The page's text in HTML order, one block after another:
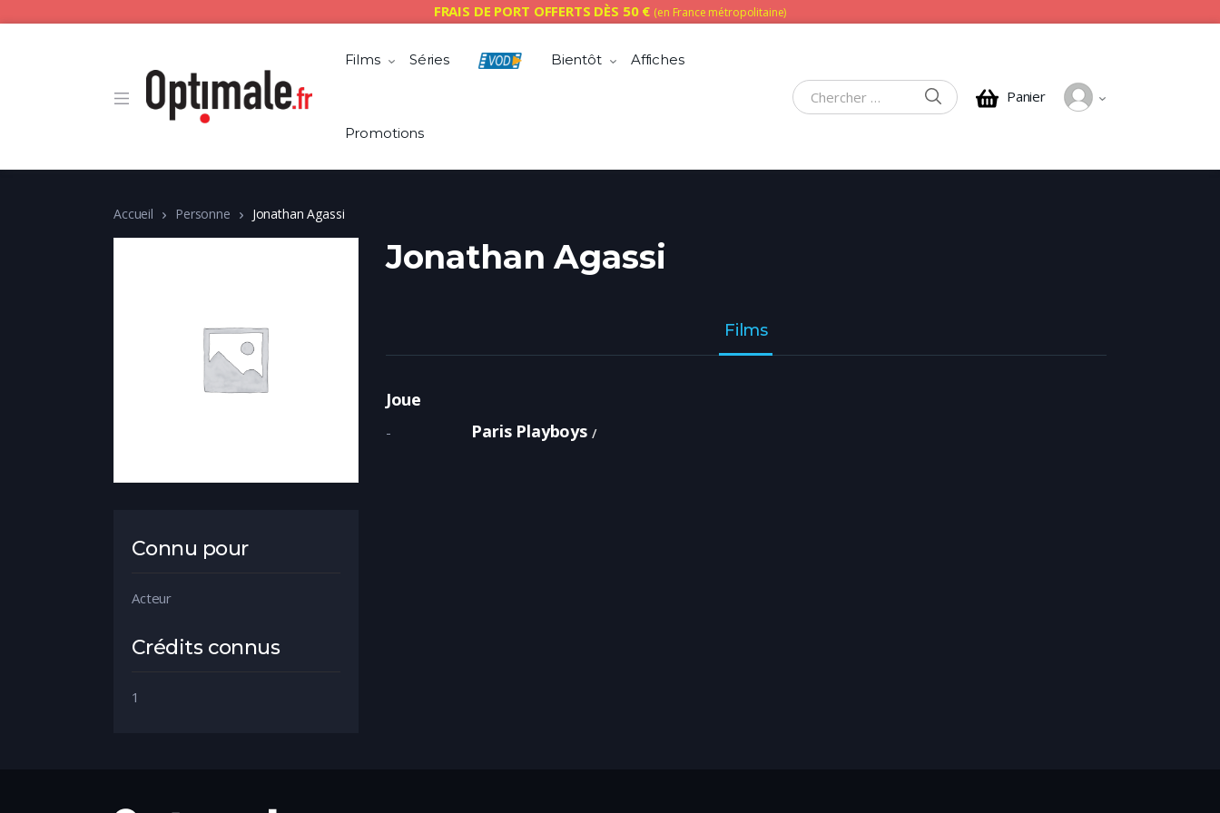
FRAIS DE PORT OFFERTS DÈS 50 € (en France métropolitaine)
Films Séries Bientôt Affiches
Promotions
Chercher :
CHERCHERPanier
Accueil Personne Jonathan Agassi
Connu pour
Acteur
Crédits connus
1
Jonathan Agassi
Films
Joue
- Paris Playboys